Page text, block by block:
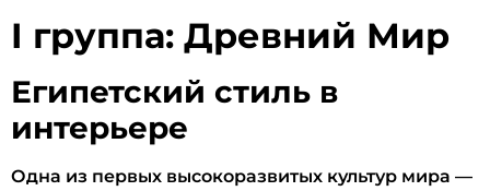
I группа: Древний Мир
Египетский стиль в
интерьере
Одна из первых высокоразвитых культур мира —